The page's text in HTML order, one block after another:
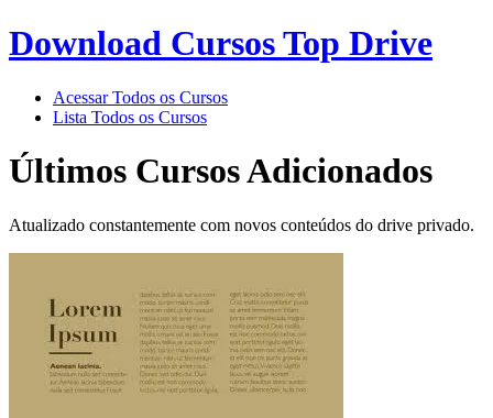
Download Cursos Top Drive
Acessar Todos os Cursos
Lista Todos os Cursos
Últimos Cursos Adicionados
Atualizado constantemente com novos conteúdos do drive privado.